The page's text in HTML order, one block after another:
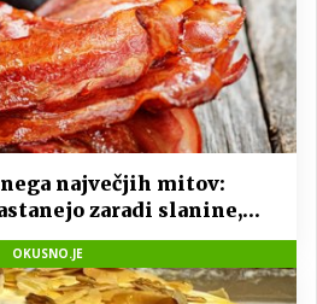
največjih mitov:
zaradi slanine,
ki ga imamo vsi radi
OKUSNO.JE